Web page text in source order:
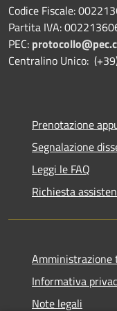
Codice Fiscale:
Partita IVA:
PEC:
Centralino Unico:
Prenotazione
Segnalazione
Leggi le FAQ
Richiesta
Amministrazione
Informativa
Note legali